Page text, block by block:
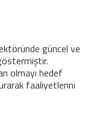
güncel ve
olmayı hedef
faaliyetlerini